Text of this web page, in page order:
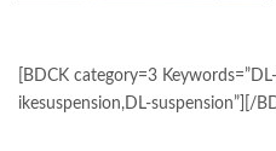
[BDCK category=3
ikesuspension,DL-suspension”][/